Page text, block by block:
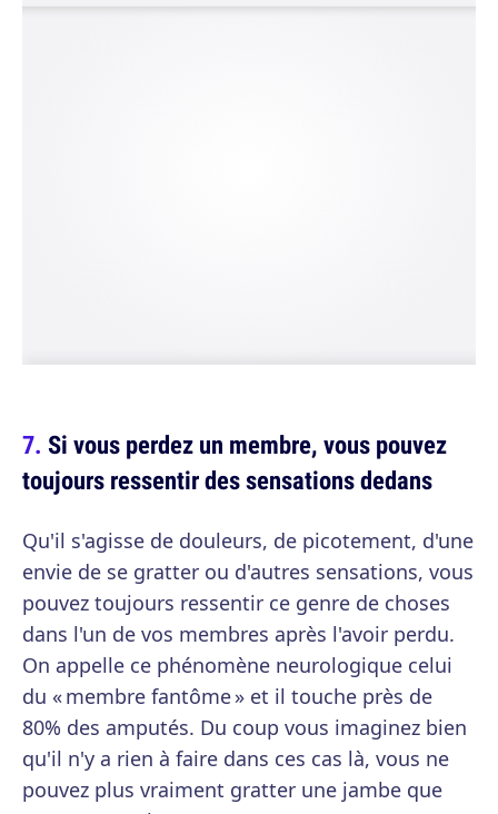
Si vous perdez un membre, vous pouvez
toujours ressentir des sensations dedans
Qu'il s'agisse de douleurs, de picotement, d'une
envie de se gratter ou d'autres sensations, vous
pouvez toujours ressentir ce genre de choses
dans l'un de vos membres après l'avoir perdu.
On appelle ce phénomène neurologique celui
du « membre fantôme » et il touche près de
80% des amputés. Du coup vous imaginez bien
qu'il n'y a rien à faire dans ces cas là, vous ne
pouvez plus vraiment gratter une jambe que